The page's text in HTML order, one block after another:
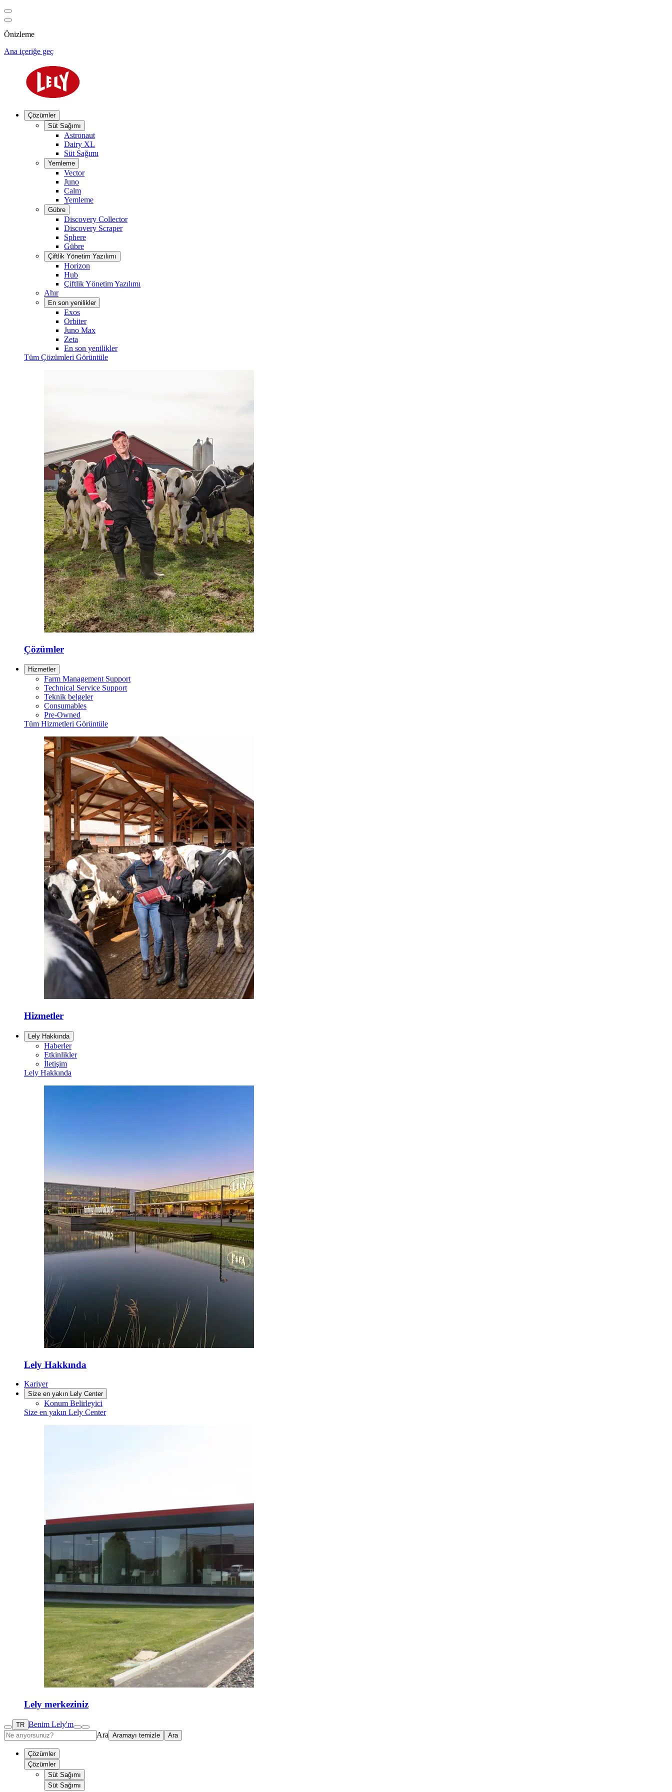
Önizleme
Ana içeriğe geç
Çözümler
Süt Sağımı
Astronaut
Dairy XL
Süt Sağımı
Yemleme
Vector
Juno
Calm
Yemleme
Gübre
Discovery Collector
Discovery Scraper
Sphere
Gübre
Çiftlik Yönetim Yazılımı
Horizon
Hub
Çiftlik Yönetim Yazılımı
Ahır
En son yenilikler
Exos
Orbiter
Juno Max
Zeta
En son yenilikler
Tüm Çözümleri Görüntüle
Çözümler
Hizmetler
Farm Management Support
Technical Service Support
Teknik belgeler
Consumables
Pre-Owned
Tüm Hizmetleri Görüntüle
Hizmetler
Lely Hakkında
Haberler
Etkinlikler
İletişim
Lely Hakkında
Lely Hakkında
Kariyer
Size en yakın Lely Center
Konum Belirleyici
Size en yakın Lely Center
Lely merkeziniz
TR Benim Lely'm
Ara Aramayı temizle Ara
Çözümler
Çözümler
Süt Sağımı
Süt Sağımı